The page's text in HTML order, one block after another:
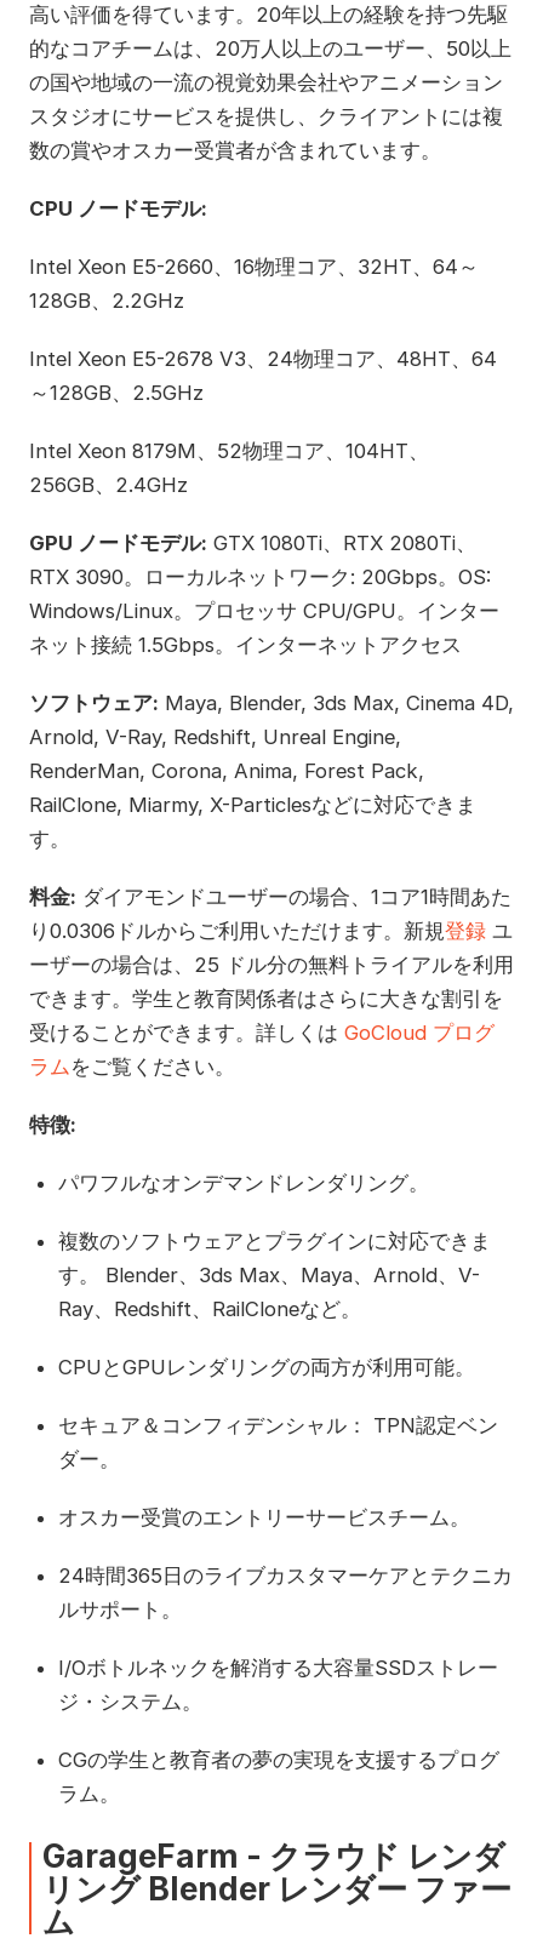
高い評価を得ています。20年以上の経験を持つ先駆
的なコアチームは、20万人以上のユーザー、50以上
の国や地域の一流の視覚効果会社やアニメーション
スタジオにサービスを提供し、クライアントには複
数の賞やオスカー受賞者が含まれています。
CPU ノードモデル:
Intel Xeon E5-2660、16物理コア、32HT、64～
128GB、2.2GHz
Intel Xeon E5-2678 V3、24物理コア、48HT、64
～128GB、2.5GHz
Intel Xeon 8179M、52物理コア、104HT、
256GB、2.4GHz
GPU ノードモデル: GTX 1080Ti、RTX 2080Ti、
RTX 3090。ローカルネットワーク: 20Gbps。OS:
Windows/Linux。プロセッサ CPU/GPU。インター
ネット接続 1.5Gbps。インターネットアクセス
ソフトウェア: Maya, Blender, 3ds Max, Cinema 4D,
Arnold, V-Ray, Redshift, Unreal Engine,
RenderMan, Corona, Anima, Forest Pack,
RailClone, Miarmy, X-Particlesなどに対応できま
す。
料金: ダイアモンドユーザーの場合、1コア1時間あた
り0.0306ドルからご利用いただけます。新規登録ユ
ーザーの場合は、25 ドル分の無料トライアルを利用
できます。学生と教育関係者はさらに大きな割引を
受けることができます。詳しくは GoCloud プログ
ラム をご覧ください。
特徴:
パワフルなオンデマンドレンダリング。
複数のソフトウェアとプラグインに対応できま
す。 Blender、3ds Max、Maya、Arnold、V-
Ray、Redshift、RailCloneなど。
CPUとGPUレンダリングの両方が利用可能。
セキュア＆コンフィデンシャル： TPN認定ベン
ダー。
オスカー受賞のエントリーサービスチーム。
24時間365日のライブカスタマーケアとテクニカ
ルサポート。
I/Oボトルネックを解消する大容量SSDストレー
ジ・システム。
CGの学生と教育者の夢の実現を支援するプログ
ラム。
GarageFarm - クラウド レンダ
リング Blender レンダー ファー
ム